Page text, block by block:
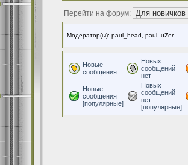
Перейти на форум:
Модератор(ы): paul_head, paul, uZer
Новые
сообщения
Новых
сообщений
нет
Новые
сообщения
[популярные]
Новых
сообщений
нет
[популярные]